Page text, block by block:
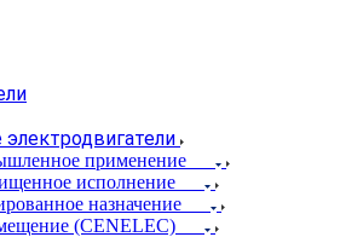
применение
исполнение
назначение
(CENELEC)